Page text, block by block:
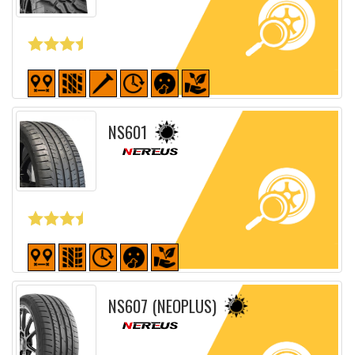
Fiche détaillée
NS601
Fiche détaillée
NS607 (NEOPLUS)